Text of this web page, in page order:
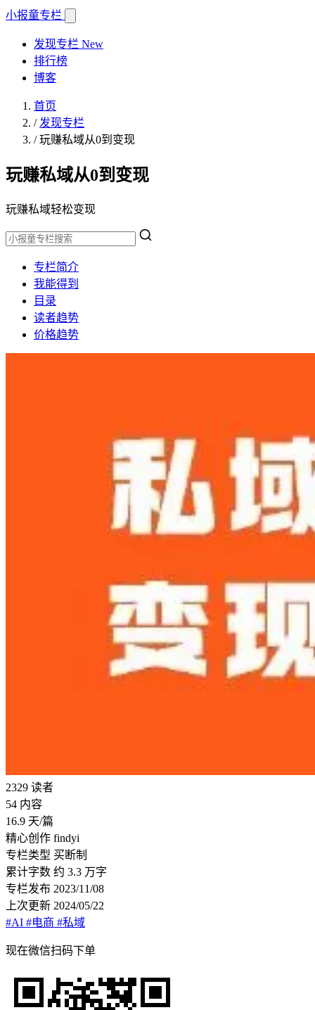
小报童专栏
发现专栏 New
排行榜
博客
首页
/ 发现专栏
/玩赚私域从0到变现
玩赚私域从0到变现
玩赚私域轻松变现
专栏简介
我能得到
目录
读者趋势
价格趋势
2329 读者
54 内容
16.9 天/篇
精心创作 findyi
专栏类型 买断制
累计字数 约 3.3 万字
专栏发布 2023/11/08
上次更新 2024/05/22
#AI #电商 #私域
现在微信扫码下单